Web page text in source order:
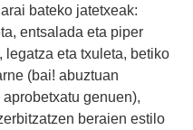
bateko jatetxeak:
entsalada eta piper
legatza eta txuleta, betiko
(bai! abuztuan
genuen),
beraien estilo